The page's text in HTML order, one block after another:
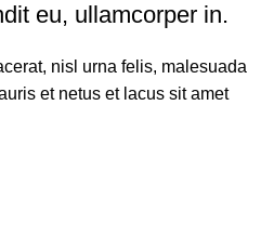
eu, ullamcorper in.
nisl urna felis, malesuada
et netus et lacus sit amet